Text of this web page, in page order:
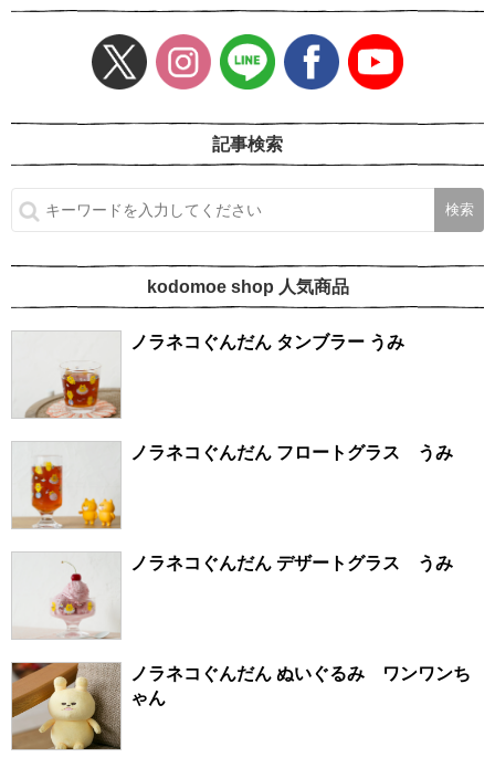
記事検索
kodomoe shop 人気商品
ノラネコぐんだん タンブラー うみ
ノラネコぐんだん フロートグラス うみ
ノラネコぐんだん デザートグラス うみ
ノラネコぐんだん ぬいぐるみ ワンワンち
ゃん